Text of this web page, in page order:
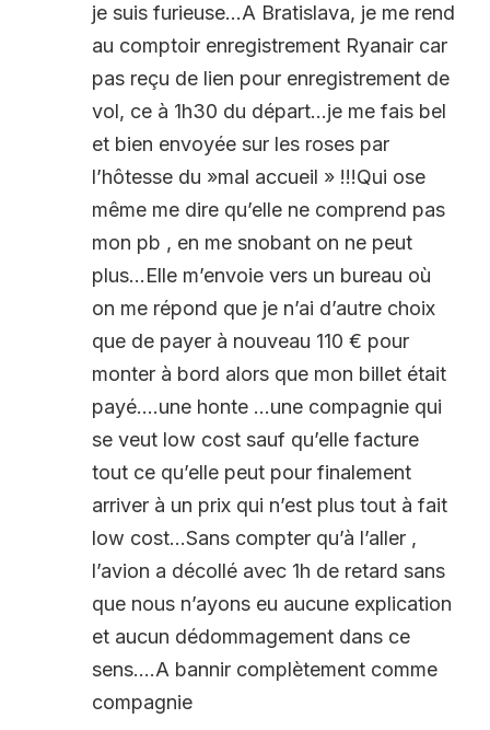
je suis furieuse…A Bratislava, je me rend
au comptoir enregistrement Ryanair car
pas reçu de lien pour enregistrement de
vol, ce à 1h30 du départ…je me fais bel
et bien envoyée sur les roses par
l’hôtesse du »mal accueil » !!!Qui ose
même me dire qu’elle ne comprend pas
mon pb , en me snobant on ne peut
plus…Elle m’envoie vers un bureau où
on me répond que je n’ai d’autre choix
que de payer à nouveau 110 € pour
monter à bord alors que mon billet était
payé….une honte …une compagnie qui
se veut low cost sauf qu’elle facture
tout ce qu’elle peut pour finalement
arriver à un prix qui n’est plus tout à fait
low cost…Sans compter qu’à l’aller ,
l’avion a décollé avec 1h de retard sans
que nous n’ayons eu aucune explication
et aucun dédommagement dans ce
sens….A bannir complètement comme
compagnie